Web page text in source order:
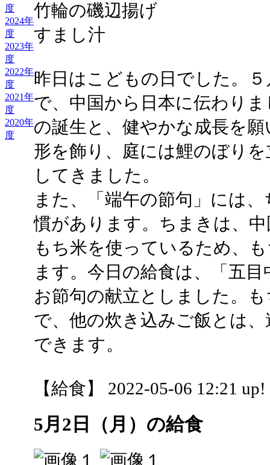
度
2024年
度
2023年
度
2022年
度
2021年
度
2020年
度
竹輪の磯辺揚げ
すまし汁
昨日はこどもの日でした。
で、中国から日本に伝わり
の誕生と、健やかな成長を
形を飾り、庭には鯉のぼり
してきました。
また、「端午の節句」には
慣があります。ちまきは、
もち米を使っているため、
ます。今日の給食は、「五
お節句の献立としました。
で、他の炊き込みご飯とは
できます。
【給食】 2022-05-06 12:21 up!
5月2日（月）の給食